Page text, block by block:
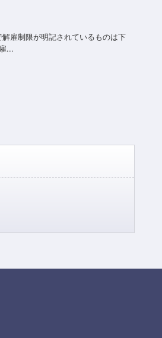
雇制限が明記されているものは下
...